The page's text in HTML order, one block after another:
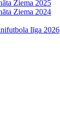
Ziema 2025
Ziema 2024
līga 2026